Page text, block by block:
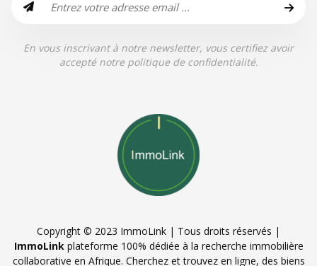
En vous inscrivant à notre newsletter, vous certifiez avoir
accepté notre politique de confidentialité.
Copyright © 2023 ImmoLink | Tous droits réservés |
ImmoLinkplateforme 100% dédiée à la recherche immobilière
collaborative en Afrique. Cherchez et trouvez en ligne, des biens